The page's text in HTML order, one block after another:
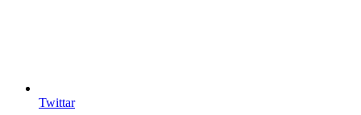
Twittar